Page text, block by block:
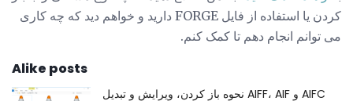
کردن یا استفاده از فایل FORGE دارید و خواهم دید که چه کاری
می توانم انجام دهم تا کمک کنم.
Alike posts
نحوه باز کردن، ویرایش و تبدیل AIFF، AIF و AIFC